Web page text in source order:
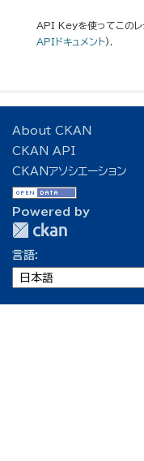
API Keyを使ってこのレ
APIドキュメント).
About CKAN
CKAN API
CKANアソシエーション
Powered by
言語